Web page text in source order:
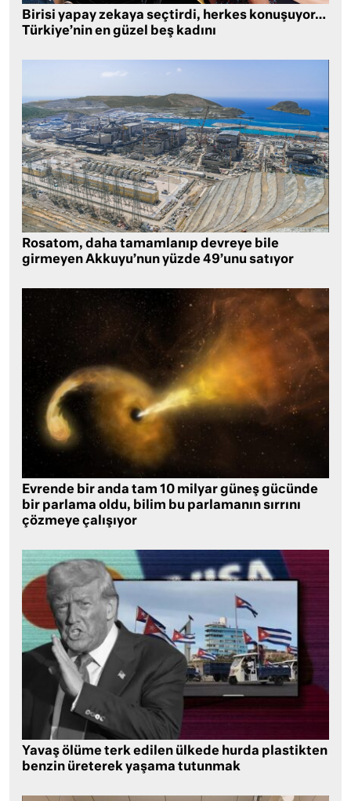
Birisi yapay zekaya seçtirdi, herkes konuşuyor…
Türkiye’nin en güzel beş kadını
Rosatom, daha tamamlanıp devreye bile
girmeyen Akkuyu’nun yüzde 49’unu satıyor
Evrende bir anda tam 10 milyar güneş gücünde
bir parlama oldu, bilim bu parlamanın sırrını
çözmeye çalışıyor
Yavaş ölüme terk edilen ülkede hurda plastikten
benzin üreterek yaşama tutunmak